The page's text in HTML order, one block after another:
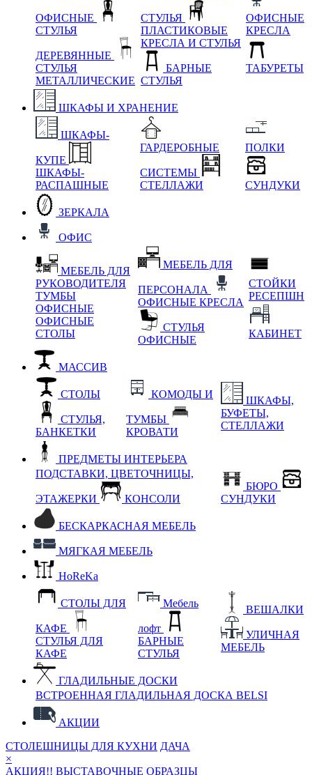
ОФИСНЫЕ
СТУЛЬЯ
ДЕРЕВЯННЫЕ
СТУЛЬЯ
МЕТАЛЛИЧЕСКИЕ
СТУЛЬЯ
ПЛАСТИКОВЫЕ
КРЕСЛА И СТУЛЬЯ
БАРНЫЕ
СТУЛЬЯ
ОФИСНЫЕ
КРЕСЛА
ТАБУРЕТЫ
ШКАФЫ И ХРАНЕНИЕ
ШКАФЫ-
КУПЕ
ШКАФЫ-
РАСПАШНЫЕ
ГАРДЕРОБНЫЕ
СИСТЕМЫ
СТЕЛЛАЖИ
ПОЛКИ
СУНДУКИ
ЗЕРКАЛА
ОФИС
МЕБЕЛЬ ДЛЯ
РУКОВОДИТЕЛЯ
ТУМБЫ
ОФИСНЫЕ
ОФИСНЫЕ
СТОЛЫ
МЕБЕЛЬ ДЛЯ
ПЕРСОНАЛА
ОФИСНЫЕ КРЕСЛА
СТУЛЬЯ
ОФИСНЫЕ
СТОЙКИ
РЕСЕПШН
КАБИНЕТ
МАССИВ
СТОЛЫ
СТУЛЬЯ,
БАНКЕТКИ
КОМОДЫ И
ТУМБЫ
КРОВАТИ
ШКАФЫ,
БУФЕТЫ,
СТЕЛЛАЖИ
ПРЕДМЕТЫ ИНТЕРЬЕРА
ПОДСТАВКИ, ЦВЕТОЧНИЦЫ,
ЭТАЖЕРКИ КОНСОЛИ
БЮРО
СУНДУКИ
БЕСКАРКАСНАЯ МЕБЕЛЬ
МЯГКАЯ МЕБЕЛЬ
HoReKa
СТОЛЫ ДЛЯ
КАФЕ
СТУЛЬЯ ДЛЯ
КАФЕ
Мебель
лофт
БАРНЫЕ
СТУЛЬЯ
ВЕШАЛКИ
УЛИЧНАЯ
МЕБЕЛЬ
ГЛАДИЛЬНЫЕ ДОСКИ
ВСТРОЕННАЯ ГЛАДИЛЬНАЯ ДОСКА BELSI
АКЦИИ
СТОЛЕШНИЦЫ ДЛЯ КУХНИ ДАЧА
×
АКЦИЯ!! ВЫСТАВОЧНЫЕ ОБРАЗЦЫ